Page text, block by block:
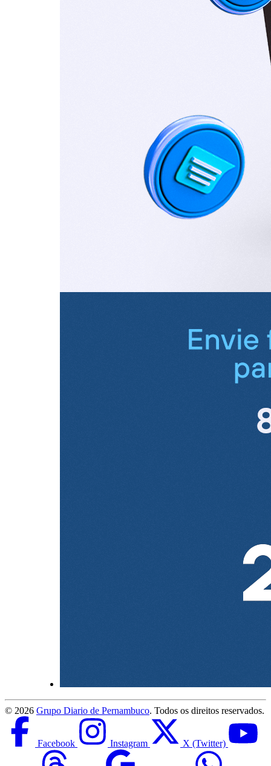
© 2026 Grupo Diario de Pernambuco. Todos os direitos reservados.
Facebook Instagram X (Twitter)